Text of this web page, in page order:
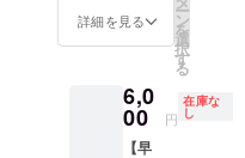
す。必
要な材
料及び
具は予
めメー
ルにて
お知ら
噌 ・
島とう
し：島
とうが
らしの
焼酎漬
べてお
届けし
（2022
年栽培
分）
収穫量
凍保
存：1つ
にくる
む。 乾
燥保
ど。青
とうが
お米と
一緒に
炊くと
限定】
など ハ
ラペー
ニョ：
・合計
1kgを想
量/時期
は、生
によっ
採れた
とうが
生で食
べられ
るとう
がらし
詳細を見る ー
ン
を
選
択
す
る
6,0
00 円
在庫な
し
【早